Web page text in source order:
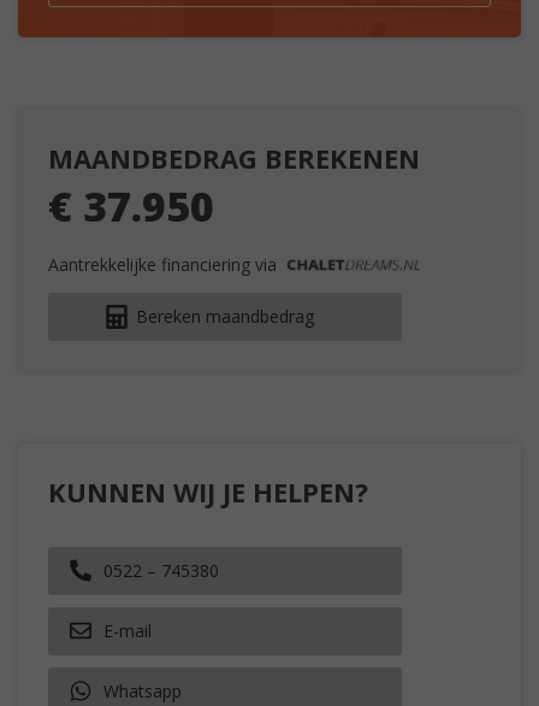
MAANDBEDRAG BEREKENEN
€ 37.950
Aantrekkelijke financiering via
Bereken maandbedrag
KUNNEN WIJ JE HELPEN?
0522 – 745380
E-mail
Whatsapp